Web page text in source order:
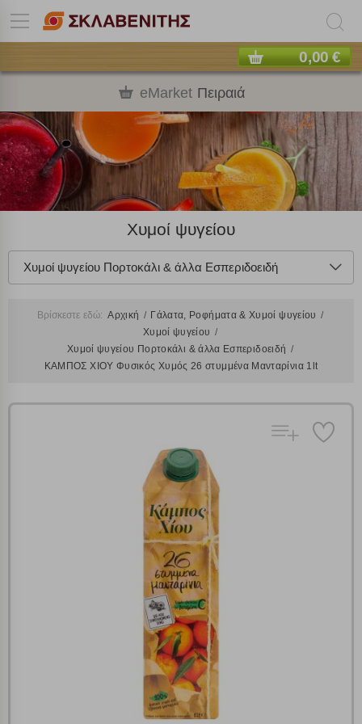
0,00 €
eMarket Πειραιά
Χυμοί ψυγείου
Χυμοί ψυγείου Πορτοκάλι & άλλα Εσπεριδοειδή
Βρίσκεστε εδώ: Αρχική
Γάλατα, Ροφήματα & Χυμοί ψυγείου
Χυμοί ψυγείου
Χυμοί ψυγείου Πορτοκάλι & άλλα Εσπεριδοειδή
ΚΑΜΠΟΣ ΧΙΟΥ Φυσικός Χυμός 26 στυμμένα Μανταρίνια 1lt